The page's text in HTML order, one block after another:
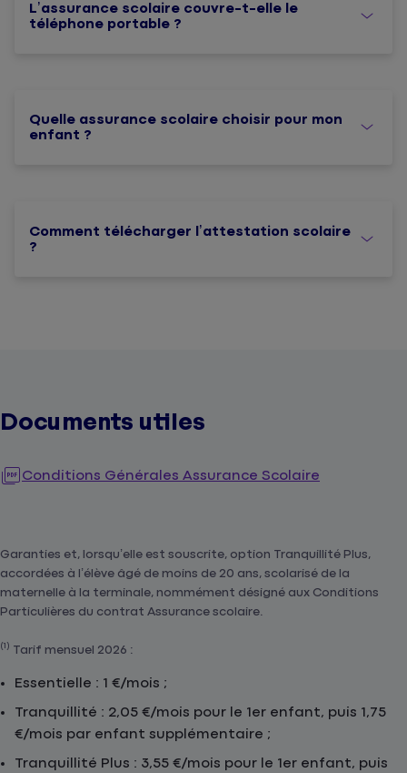
L’assurance scolaire couvre-t-elle le
téléphone portable ?
Quelle assurance scolaire choisir pour mon
enfant ?
Comment télécharger l’attestation scolaire
?
Documents utiles
Conditions Générales Assurance Scolaire
Garanties et, lorsqu’elle est souscrite, option Tranquillité Plus,
accordées à l’élève âgé de moins de 20 ans, scolarisé de la
maternelle à la terminale, nommément désigné aux Conditions
Particulières du contrat Assurance scolaire.
(1) Tarif mensuel 2026 :
Essentielle : 1 €/mois ;
Tranquillité : 2,05 €/mois pour le 1er enfant, puis 1,75
€/mois par enfant supplémentaire ;
Tranquillité Plus : 3,55 €/mois pour le 1er enfant, puis